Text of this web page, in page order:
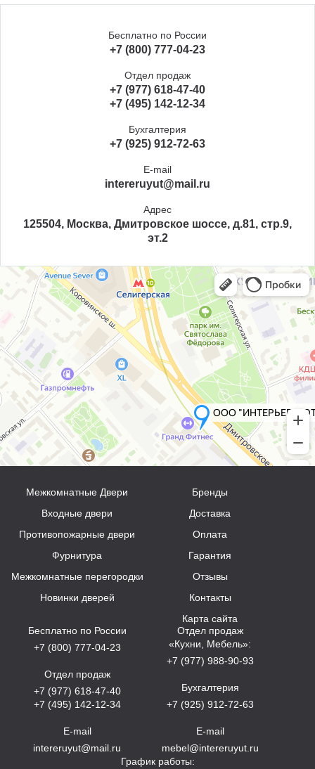
Бесплатно по России
+7 (800) 777-04-23
Отдел продаж
+7 (977) 618-47-40
+7 (495) 142-12-34
Бухгалтерия
+7 (925) 912-72-63
E-mail
intereruyut@mail.ru
Адрес
125504, Москва, Дмитровское шоссе, д.81, стр.9,
эт.2
Межкомнатные Двери
Входные двери
Противопожарные двери
Фурнитура
Межкомнатные перегородки
Новинки дверей
Бренды
Доставка
Оплата
Гарантия
Отзывы
Контакты
Карта сайта
Бесплатно по России
+7 (800) 777-04-23
Отдел продаж
+7 (977) 618-47-40
+7 (495) 142-12-34
E-mail
intereruyut@mail.ru
Отдел продаж
«Кухни, Мебель»:
+7 (977) 988-90-93
Бухгалтерия
+7 (925) 912-72-63
E-mail
mebel@intereruyut.ru
График работы: